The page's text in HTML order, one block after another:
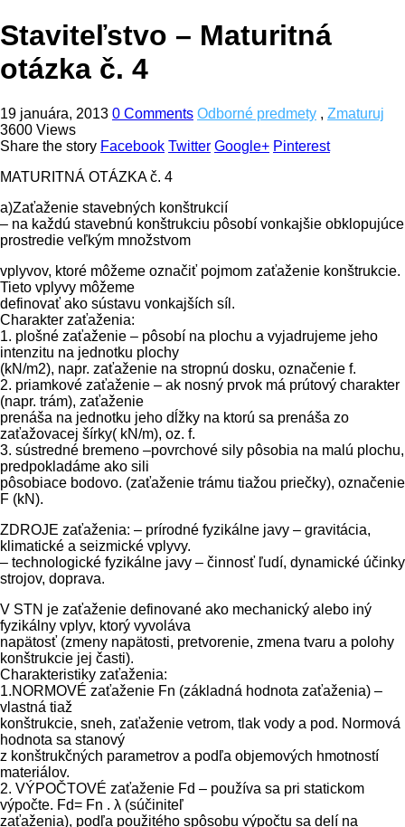
Staviteľstvo – Maturitná
otázka č. 4
19 januára, 2013 0 Comments Odborné predmety , Zmaturuj
3600 Views
Share the story Facebook Twitter Google+ Pinterest
MATURITNÁ OTÁZKA č. 4
a)Zaťaženie stavebných konštrukcií
– na každú stavebnú konštrukciu pôsobí vonkajšie obklopujúce
prostredie veľkým množstvom
vplyvov, ktoré môžeme označiť pojmom zaťaženie konštrukcie.
Tieto vplyvy môžeme
definovať ako sústavu vonkajších síl.
Charakter zaťaženia:
1. plošné zaťaženie – pôsobí na plochu a vyjadrujeme jeho
intenzitu na jednotku plochy
(kN/m2), napr. zaťaženie na stropnú dosku, označenie f.
2. priamkové zaťaženie – ak nosný prvok má prútový charakter
(napr. trám), zaťaženie
prenáša na jednotku jeho dĺžky na ktorú sa prenáša zo
zaťažovacej šírky( kN/m), oz. f.
3. sústredné bremeno –povrchové sily pôsobia na malú plochu,
predpokladáme ako sili
pôsobiace bodovo. (zaťaženie trámu tiažou priečky), označenie
F (kN).
ZDROJE zaťaženia: – prírodné fyzikálne javy – gravitácia,
klimatické a seizmické vplyvy.
– technologické fyzikálne javy – činnosť ľudí, dynamické účinky
strojov, doprava.
V STN je zaťaženie definované ako mechanický alebo iný
fyzikálny vplyv, ktorý vyvoláva
napätosť (zmeny napätosti, pretvorenie, zmena tvaru a polohy
konštrukcie jej časti).
Charakteristiky zaťaženia:
1.NORMOVÉ zaťaženie Fn (základná hodnota zaťaženia) –
vlastná tiaž
konštrukcie, sneh, zaťaženie vetrom, tlak vody a pod. Normová
hodnota sa stanový
z konštrukčných parametrov a podľa objemových hmotností
materiálov.
2. VÝPOČTOVÉ zaťaženie Fd – používa sa pri statickom
výpočte. Fd= Fn . λ (súčiniteľ
zaťaženia), podľa použitého spôsobu výpočtu sa delí na